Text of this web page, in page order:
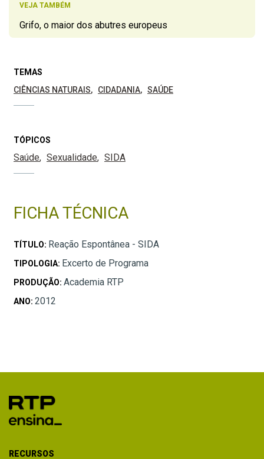
VEJA TAMBÉM
Grifo, o maior dos abutres europeus
TEMAS
CIÊNCIAS NATURAIS
CIDADANIA SAÚDE
TÓPICOS
Saúde Sexualidade SIDA
FICHA TÉCNICA
TÍTULO: Reação Espontânea - SIDA
TIPOLOGIA: Excerto de Programa
PRODUÇÃO: Academia RTP
ANO: 2012
RECURSOS